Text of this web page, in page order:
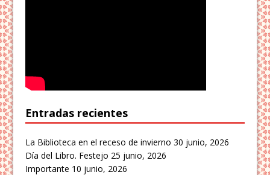
Entradas recientes
La Biblioteca en el receso de invierno 30 junio, 2026
Día del Libro. Festejo 25 junio, 2026
Importante 10 junio, 2026